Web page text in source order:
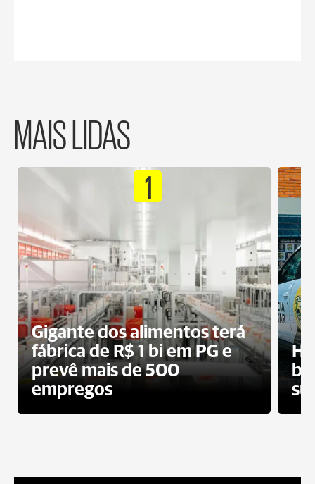
MAIS LIDAS
1
Gigante dos alimentos terá
fábrica de R$ 1 bi em PG e
prevê mais de 500
empregos